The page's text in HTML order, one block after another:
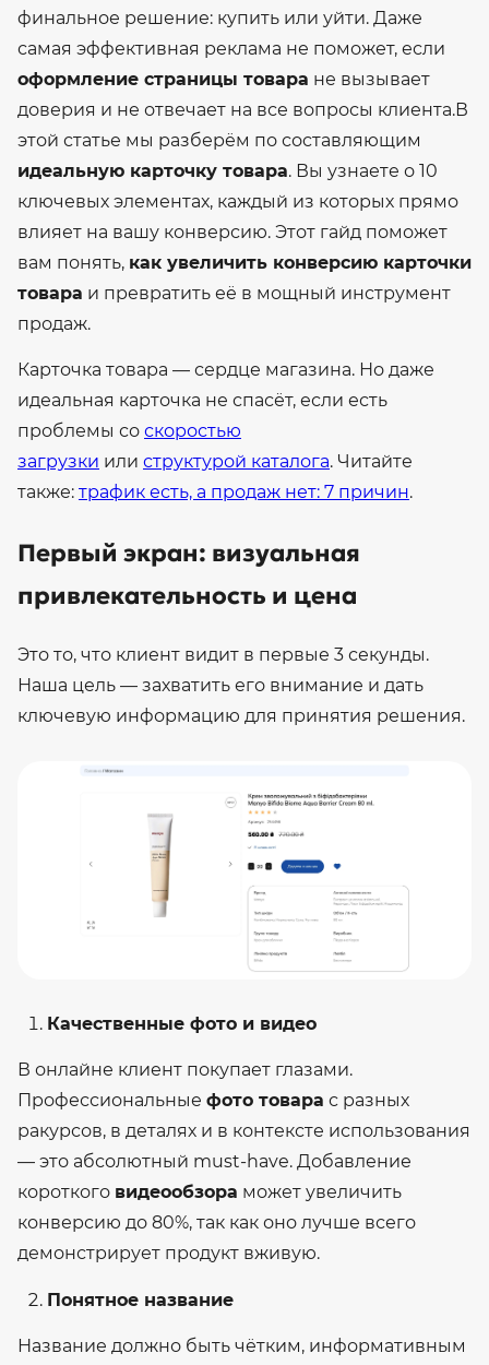
финальное решение: купить или уйти. Даже
самая эффективная реклама не поможет, если
оформление страницы товара не вызывает
доверия и не отвечает на все вопросы клиента.В
этой статье мы разберём по составляющим
идеальную карточку товара. Вы узнаете о 10
ключевых элементах, каждый из которых прямо
влияет на вашу конверсию. Этот гайд поможет
вам понять, как увеличить конверсию карточки
товара и превратить её в мощный инструмент
продаж.
Карточка товара — сердце магазина. Но даже
идеальная карточка не спасёт, если есть
проблемы со скоростью
загрузки или структурой каталога. Читайте
также: трафик есть, а продаж нет: 7 причин.
Первый экран: визуальная
привлекательность и цена
Это то, что клиент видит в первые 3 секунды.
Наша цель — захватить его внимание и дать
ключевую информацию для принятия решения.
Качественные фото и видео
В онлайне клиент покупает глазами.
Профессиональные фото товара с разных
ракурсов, в деталях и в контексте использования
— это абсолютный must-have. Добавление
короткого видеообзора может увеличить
конверсию до 80%, так как оно лучше всего
демонстрирует продукт вживую.
Понятное название
Название должно быть чётким, информативным